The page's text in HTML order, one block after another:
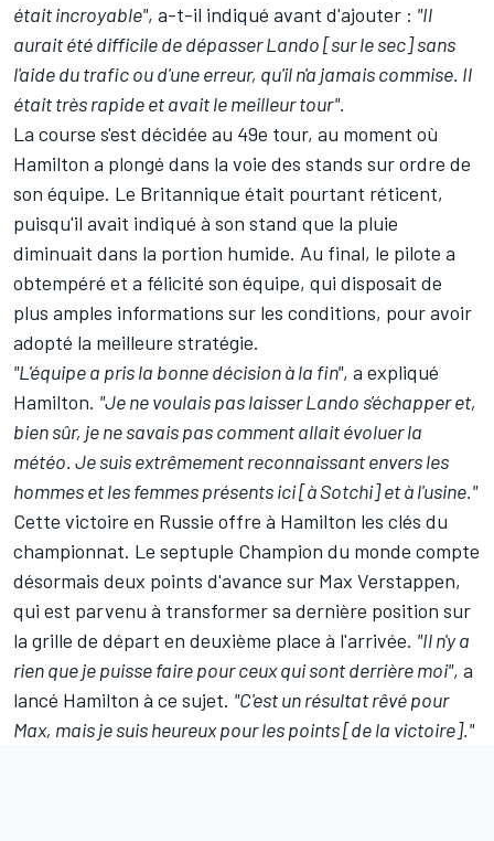
était incroyable", a-t-il indiqué avant d'ajouter : "Il
aurait été difficile de dépasser Lando [sur le sec] sans
l'aide du trafic ou d'une erreur, qu'il n'a jamais commise. Il
était très rapide et avait le meilleur tour".
La course s'est décidée au 49e tour, au moment où
Hamilton a plongé dans la voie des stands sur ordre de
son équipe. Le Britannique était pourtant réticent,
puisqu'il avait indiqué à son stand que la pluie
diminuait dans la portion humide. Au final, le pilote a
obtempéré et a félicité son équipe, qui disposait de
plus amples informations sur les conditions, pour avoir
adopté la meilleure stratégie.
"L'équipe a pris la bonne décision à la fin", a expliqué
Hamilton. "Je ne voulais pas laisser Lando s'échapper et,
bien sûr, je ne savais pas comment allait évoluer la
météo. Je suis extrêmement reconnaissant envers les
hommes et les femmes présents ici [à Sotchi] et à l'usine."
Cette victoire en Russie offre à Hamilton les clés du
championnat. Le septuple Champion du monde compte
désormais deux points d'avance sur Max Verstappen,
qui est parvenu à transformer sa dernière position sur
la grille de départ en deuxième place à l'arrivée. "Il n'y a
rien que je puisse faire pour ceux qui sont derrière moi", a
lancé Hamilton à ce sujet. "C'est un résultat rêvé pour
Max, mais je suis heureux pour les points [de la victoire]."